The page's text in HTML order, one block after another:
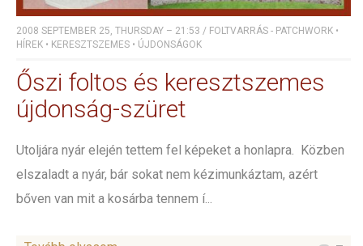
2008 SEPTEMBER 25, THURSDAY – 21:53 / FOLTVARRÁS - PATCHWORK •
HÍREK • KERESZTSZEMES • ÚJDONSÁGOK
Őszi foltos és keresztszemes
újdonság-szüret
Utoljára nyár elején tettem fel képeket a honlapra. Közben
elszaladt a nyár, bár sokat nem kézimunkáztam, azért
bőven van mit a kosárba tennem í...